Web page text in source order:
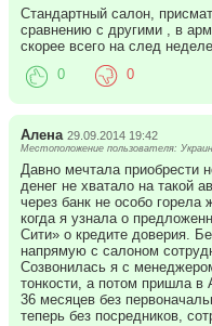
Стандартный салон,
сравнению с другими , в
скорее всего на след
0 0
Алена 29.09.2014 19:42
Местоположение пользователя:
Давно мечтала приобрести
денег не хватало на такой
через банк не особо
когда я узнала о
Сити» о кредите доверия.
напрямую с салоном
Созвонилась я с
тонкости, а потом пришла
36 месяцев без
теперь без посредников,